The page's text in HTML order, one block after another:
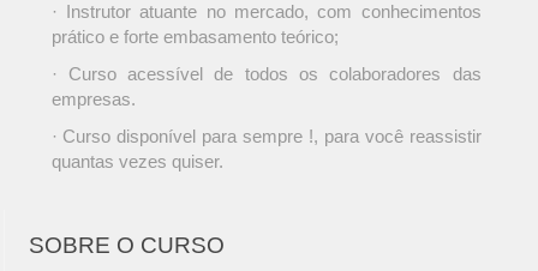
· Instrutor atuante no mercado, com conhecimentos
prático e forte embasamento teórico;
· Curso acessível de todos os colaboradores das
empresas.
· Curso disponível para sempre !, para você reassistir
quantas vezes quiser.
SOBRE O CURSO